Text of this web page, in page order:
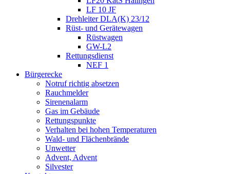
LF 10 JF
Drehleiter DLA(K) 23/12
Rüst- und Gerätewagen
Rüstwagen
GW-L2
Rettungsdienst
NEF 1
Bürgerecke
Notruf richtig absetzen
Rauchmelder
Sirenenalarm
Gas im Gebäude
Rettungspunkte
Verhalten bei hohen Temperaturen
Wald- und Flächenbrände
Unwetter
Advent, Advent
Silvester